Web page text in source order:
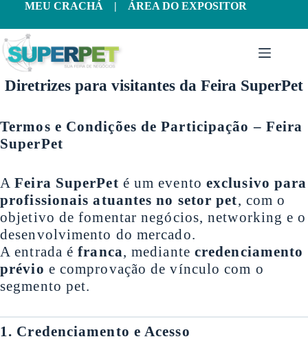
o
conteúdo
MEU CRACHÁ | ÁREA DO EXPOSITOR
Diretrizes para visitantes da Feira SuperPet
Termos e Condições de Participação – Feira
SuperPet
AFeira SuperPet é um evento exclusivo para
profissionais atuantes no setor pet, com o
objetivo de fomentar negócios, networking e o
desenvolvimento do mercado.
A entrada éfranca, mediante credenciamento
prévio e comprovação de vínculo com o
segmento pet.
1. Credenciamento e Acesso